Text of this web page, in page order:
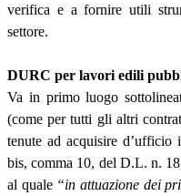
verifica e a fornire utili
settore.
DURC per lavori edili
Va in primo luogo
(come per tutti gli altri
tenute ad acquisire
bis, comma 10, del D.L. n.
al quale “in attuazione dei